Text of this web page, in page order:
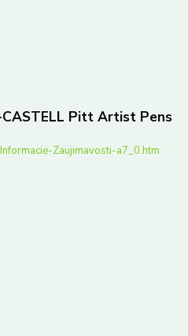
Pitt Artist Pens
Zaujimavosti-a7_0.htm